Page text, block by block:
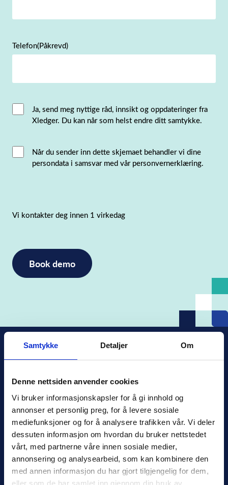
Samtykke Detaljer Om
Denne nettsiden anvender cookies
Vi bruker informasjonskapsler for å gi innhold og
annonser et personlig preg, for å levere sosiale
mediefunksjoner og for å analysere trafikken vår. Vi deler
dessuten informasjon om hvordan du bruker nettstedet
vårt, med partnerne våre innen sosiale medier,
annonsering og analysearbeid, som kan kombinere den
med annen informasjon du har gjort tilgjengelig for dem,
eller som de har samlet inn gjennom din bruk av
Telefon(Påkrevd)
Email
Consent
Ja, send meg nyttige råd, innsikt og oppdateringer fra
Xledger. Du kan når som helst endre ditt samtykke.
Interacted
Når du sender inn dette skjemaet behandler vi dine
persondata i samsvar med vår personvernerklæring.
Vi kontakter deg innen 1 virkedag
Xledger Norge
Østensjøveien 32,0667,Oslo
Norge
salg@xledger.no
40002211
Logg inn